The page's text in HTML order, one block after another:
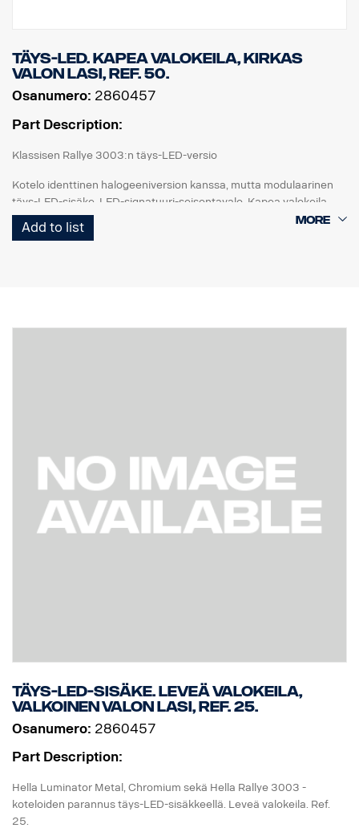
Täys-LED. Kapea valokeila, kirkas
valon lasi, Ref. 50.
Osanumero: 2860457
Part Description:
Klassisen Rallye 3003:n täys-LED-versio
Kotelo identtinen halogeeniversion kanssa, mutta modulaarinen
täys-LED-sisäke. LED-signatuuri-seisontavalo. Kapea valokeila.
Ref. 50.
Add to list
Täys-LED-sisäke. Leveä valokeila,
valkoinen valon lasi, Ref. 25.
Osanumero: 2860457
Part Description:
Hella Luminator Metal, Chromium sekä Hella Rallye 3003 -
koteloiden parannus täys-LED-sisäkkeellä. Leveä valokeila. Ref.
25.